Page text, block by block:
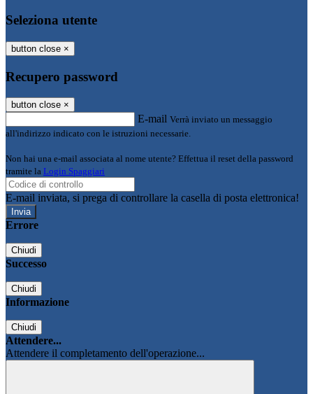
Seleziona utente
button close ×
Recupero password
button close ×
E-mail Verrà inviato un messaggio
all'indirizzo indicato con le istruzioni necessarie.
Non hai una e-mail associata al nome utente? Effettua il reset della password
tramite la Login Spaggiari
E-mail inviata, si prega di controllare la casella di posta elettronica!
Errore
Chiudi
Successo
Chiudi
Informazione
Chiudi
Attendere...
Attendere il completamento dell'operazione...